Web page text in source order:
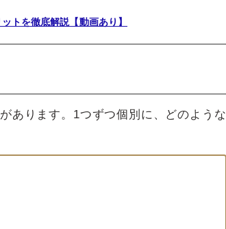
トを徹底解説【動画あり】
あります。1つずつ個別に、どのような